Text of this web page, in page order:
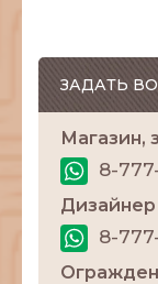
ЗАДАТЬ
Магазин,
8-
Дизайнер
8-